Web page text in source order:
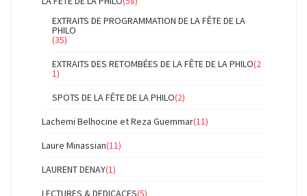
EXTRAITS DE PROGRAMMATION DE LA FÊTE DE LA
PHILO
(35)
EXTRAITS DES RETOMBÉES DE LA FÊTE DE LA PHILO(2
1)
SPOTS DE LA FÊTE DE LA PHILO(2)
Lachemi Belhocine et Reza Guemmar(11)
Laure Minassian(11)
LAURENT DENAY(1)
LECTURES & DEDICACES(5)